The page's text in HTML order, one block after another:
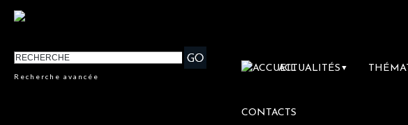
Recherche avancée
ACTUALITÉS ▼
CONTACTS